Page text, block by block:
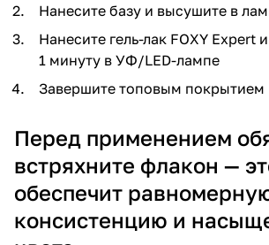
Нанесите базу и высушите в
Нанесите гель-лак FOXY Expert
1 минуту в УФ/LED-лампе
Завершите топовым покрытием
Перед применением
встряхните флакон —
обеспечит
консистенцию и